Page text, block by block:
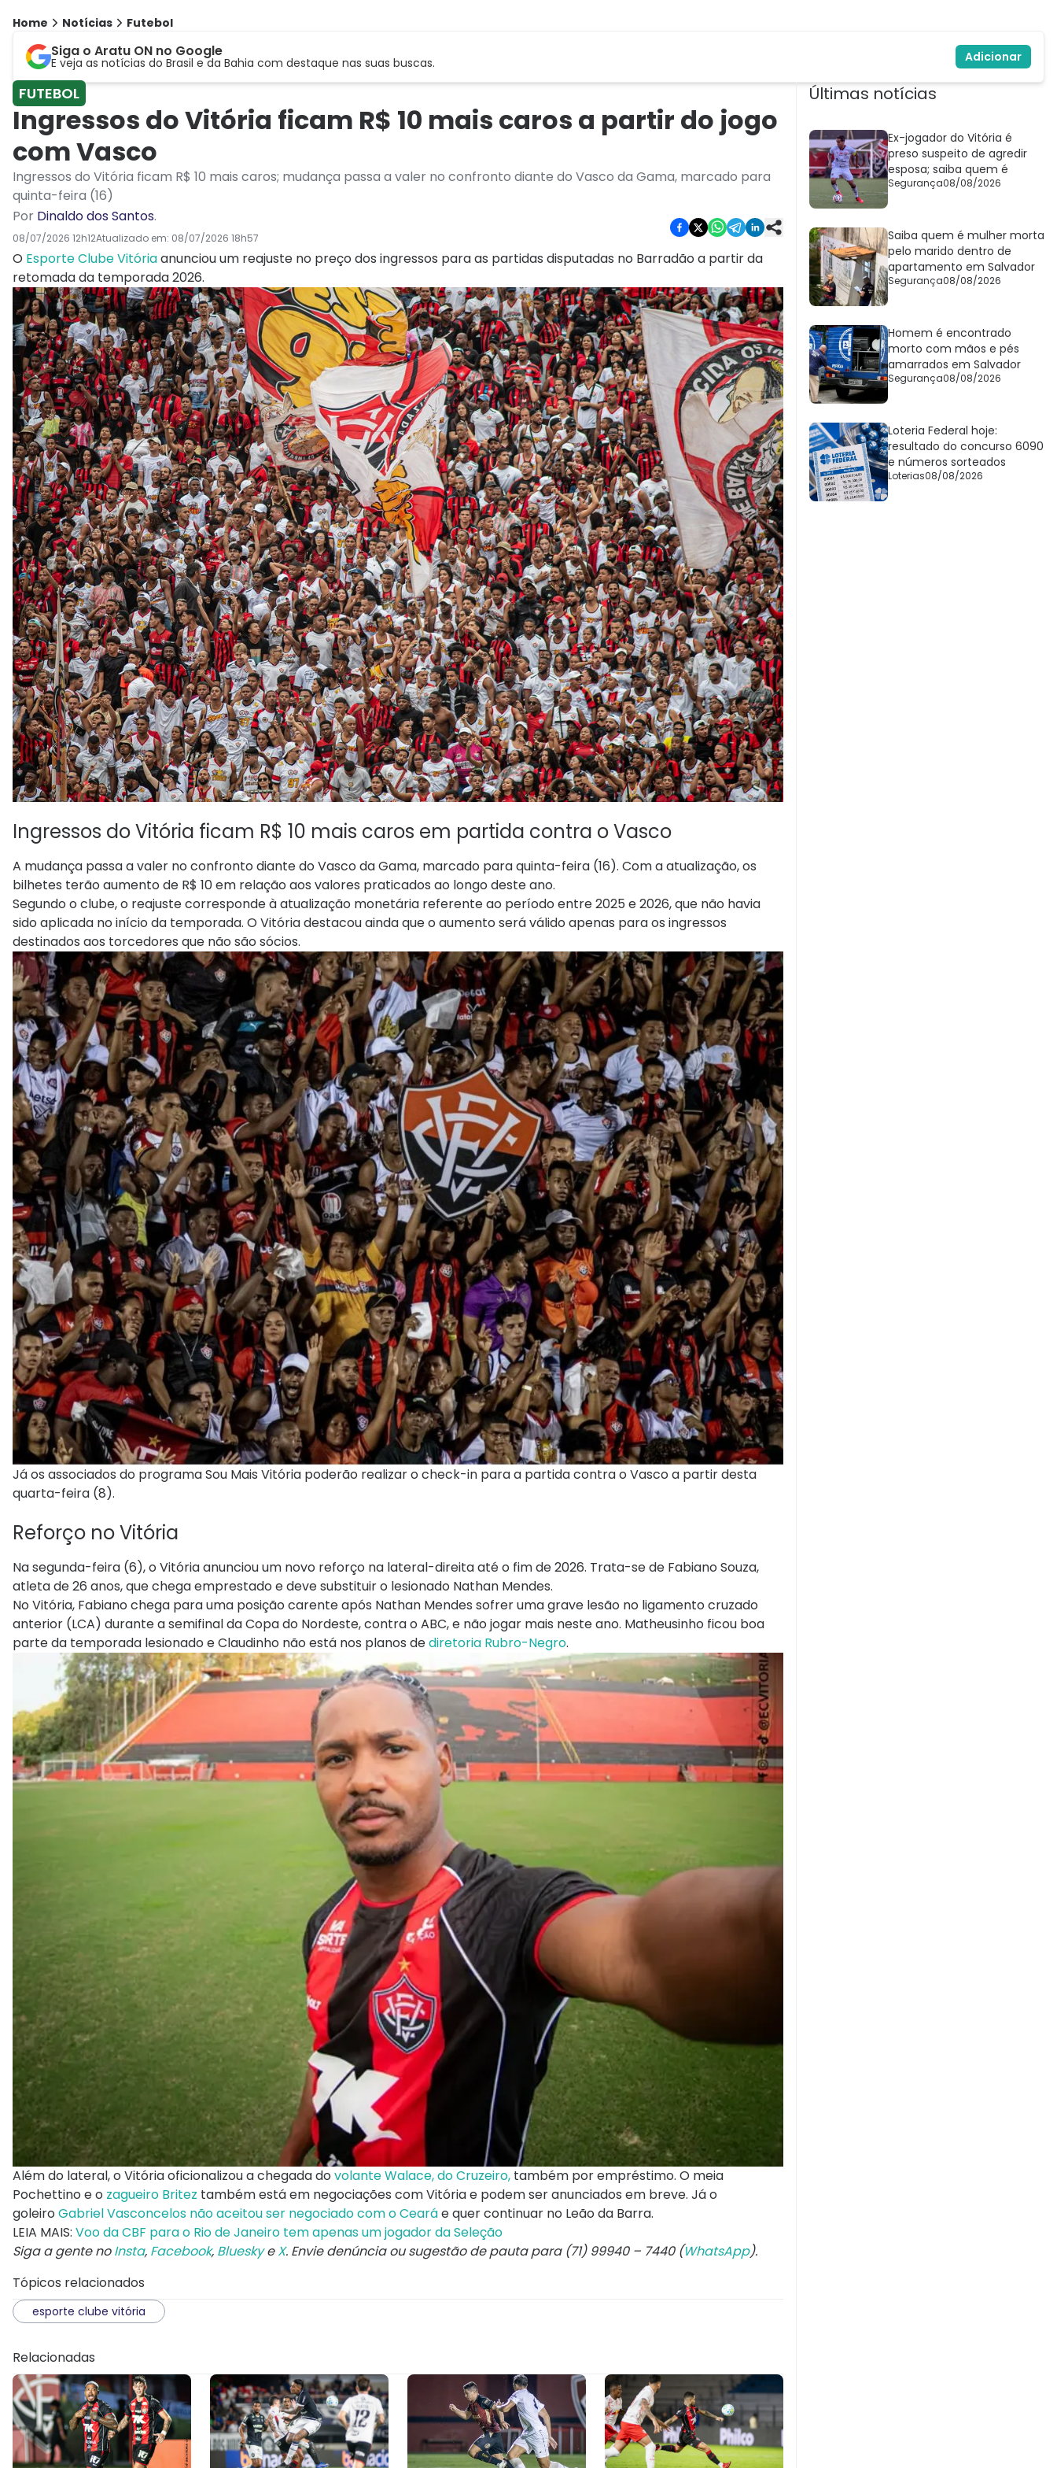
Home Notícias Futebol
Siga o Aratu ON no Google
E veja as notícias do Brasil e da Bahia com destaque nas suas buscas. Adicionar
FUTEBOL
Ingressos do Vitória ficam R$ 10 mais caros a partir do jogo
com Vasco
Ingressos do Vitória ficam R$ 10 mais caros; mudança passa a valer no confronto diante do Vasco da Gama, marcado para
quinta-feira (16)
Por Dinaldo dos Santos.
08/07/2026 12h12Atualizado em: 08/07/2026 18h57
O Esporte Clube Vitóriaanunciou um reajuste no preço dos ingressos para as partidas disputadas no Barradão a partir da
retomada da temporada 2026.
Ingressos do Vitória ficam R$ 10 mais caros em partida contra o Vasco
A mudança passa a valer no confronto diante do Vasco da Gama, marcado para quinta-feira (16). Com a atualização, os
bilhetes terão aumento de R$ 10 em relação aos valores praticados ao longo deste ano.
Segundo o clube, o reajuste corresponde à atualização monetária referente ao período entre 2025 e 2026, que não havia
sido aplicada no início da temporada. O Vitória destacou ainda que o aumento será válido apenas para os ingressos
destinados aos torcedores que não são sócios.
Já os associados do programa Sou Mais Vitória poderão realizar o check-in para a partida contra o Vasco a partir desta
quarta-feira (8).
Reforço no Vitória
Na segunda-feira (6), o Vitória anunciou um novo reforço na lateral-direita até o fim de 2026. Trata-se de Fabiano Souza,
atleta de 26 anos, que chega emprestado e deve substituir o lesionado Nathan Mendes.
No Vitória, Fabiano chega para uma posição carente após Nathan Mendes sofrer uma grave lesão no ligamento cruzado
anterior (LCA) durante a semifinal da Copa do Nordeste, contra o ABC, e não jogar mais neste ano. Matheusinho ficou boa
parte da temporada lesionado e Claudinho não está nos planos dediretoria Rubro-Negro.
Além do lateral, o Vitória oficionalizou a chegada do volante Walace, do Cruzeiro, também por empréstimo. O meia
Pochettino e o zagueiro Britez também está em negociações com Vitória e podem ser anunciados em breve. Já o
goleiro Gabriel Vasconcelos não aceitou ser negociado com o Cearáe quer continuar no Leão da Barra.
LEIA MAIS: Voo da CBF para o Rio de Janeiro tem apenas um jogador da Seleção
Siga a gente noInsta, Facebook, BlueskyeX. Envie denúncia ou sugestão de pauta para (71) 99940 – 7440 (WhatsApp).
Tópicos relacionados
esporte clube vitória
Relacionadas
Últimas notícias
Ex-jogador do Vitória é
preso suspeito de agredir
esposa; saiba quem é
Segurança08/08/2026
Saiba quem é mulher morta
pelo marido dentro de
apartamento em Salvador
Segurança08/08/2026
Homem é encontrado
morto com mãos e pés
amarrados em Salvador
Segurança08/08/2026
Loteria Federal hoje:
resultado do concurso 6090
e números sorteados
Loterias08/08/2026